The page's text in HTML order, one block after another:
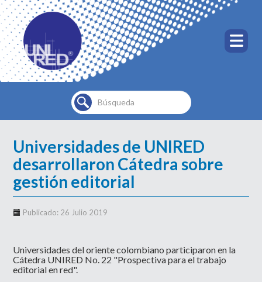
Buscar...
Universidades de UNIRED
desarrollaron Cátedra sobre
gestión editorial
Publicado: 26 Julio 2019
Universidades del oriente colombiano participaron en la
Cátedra UNIRED No. 22 "Prospectiva para el trabajo
editorial en red".